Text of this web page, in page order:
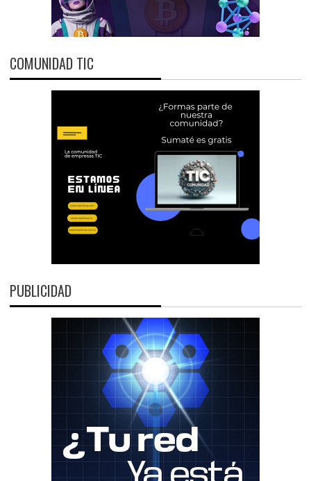
COMUNIDAD TIC
PUBLICIDAD